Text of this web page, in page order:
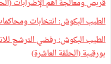
قربص ومعالجة أهم الإضرابات
الطيب البكوش: انتخابات
الطيب البكوش: رفضي الترشح
بورقيبة (الحلقة العاشرة)